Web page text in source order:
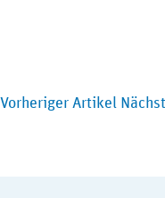
Vorheriger Artikel